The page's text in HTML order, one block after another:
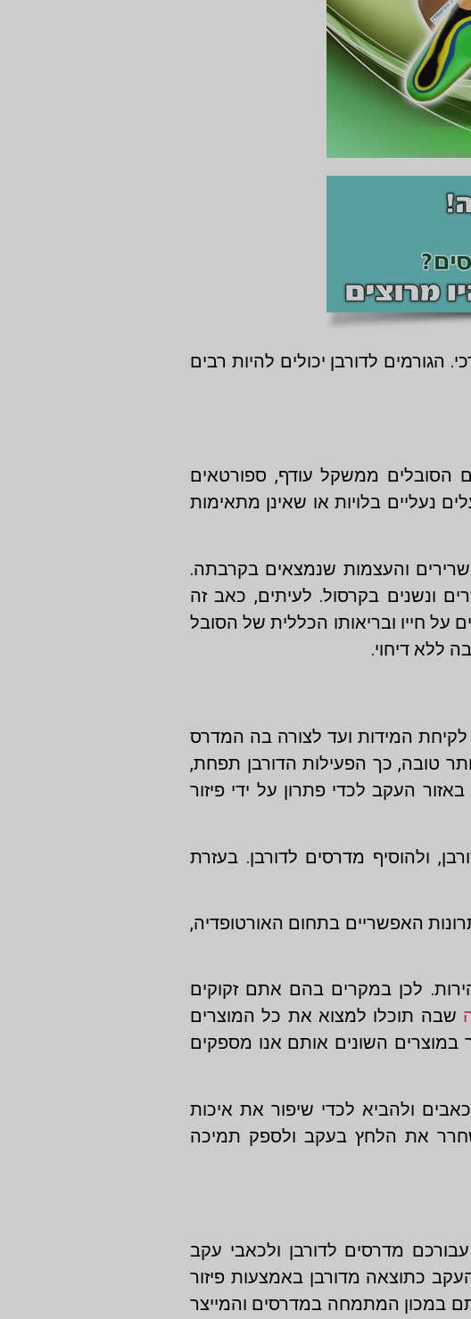
לדורבן יכולים להיות רבים
הסובלים ממשקל עודף, ספורטאים
נעליים בלויות או שאינן מתאימות
והעצמות שנמצאים בקרבתה.
ונשנים בקרסול. לעיתים, כאב זה
על חייו ובריאותו הכללית של הסובל
ללא דיחוי.
המידות ועד לצורה בה המדרס
טובה, כך הפעילות הדורבן תפחת,
העקב לכדי פתרון על ידי פיזור
ולהוסיף מדרסים לדורבן. בעזרת
האפשריים בתחום האורטופדיה,
לכן במקרים בהם אתם זקוקים
שבה תוכלו למצוא את כל המוצרים
השונים אותם אנו מספקים
ולהביא לכדי שיפור את איכות
את הלחץ בעקב ולספק תמיכה
מדרסים לדורבן ולכאבי עקב
כתוצאה מדורבן באמצעות פיזור
במכון המתמחה במדרסים והמייצר